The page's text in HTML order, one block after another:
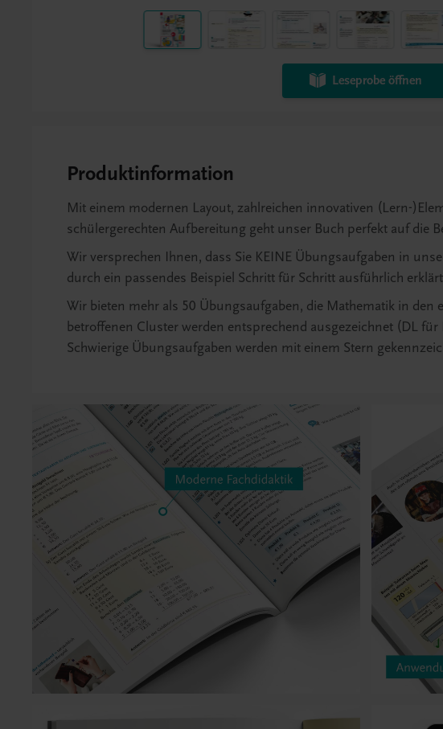
Leseprobe öffnen
Produktinformation
Mit einem modernen Layout, zahlreichen innovativen (Lern-
schülergerechten Aufbereitung geht unser Buch perfekt auf die
Wir versprechen Ihnen, dass Sie KEINE Übungsaufgaben in
durch ein passendes Beispiel Schritt für Schritt ausführlich
Wir bieten mehr als 50 Übungsaufgaben, die Mathematik in den
betroffenen Cluster werden entsprechend ausgezeichnet (DL
Schwierige Übungsaufgaben werden mit einem Stern